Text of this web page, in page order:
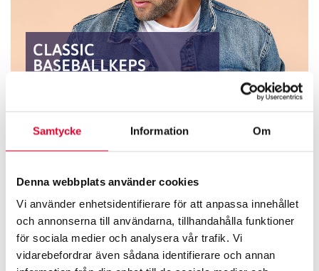
Samtycke Information Om
Denna webbplats använder cookies
Vi använder enhetsidentifierare för att anpassa innehållet
och annonserna till användarna, tillhandahålla funktioner
för sociala medier och analysera vår trafik. Vi
vidarebefordrar även sådana identifierare och annan
CLASSIC
BASEBALLKEPS
valbar i över 30 färger.
Termosmuggar